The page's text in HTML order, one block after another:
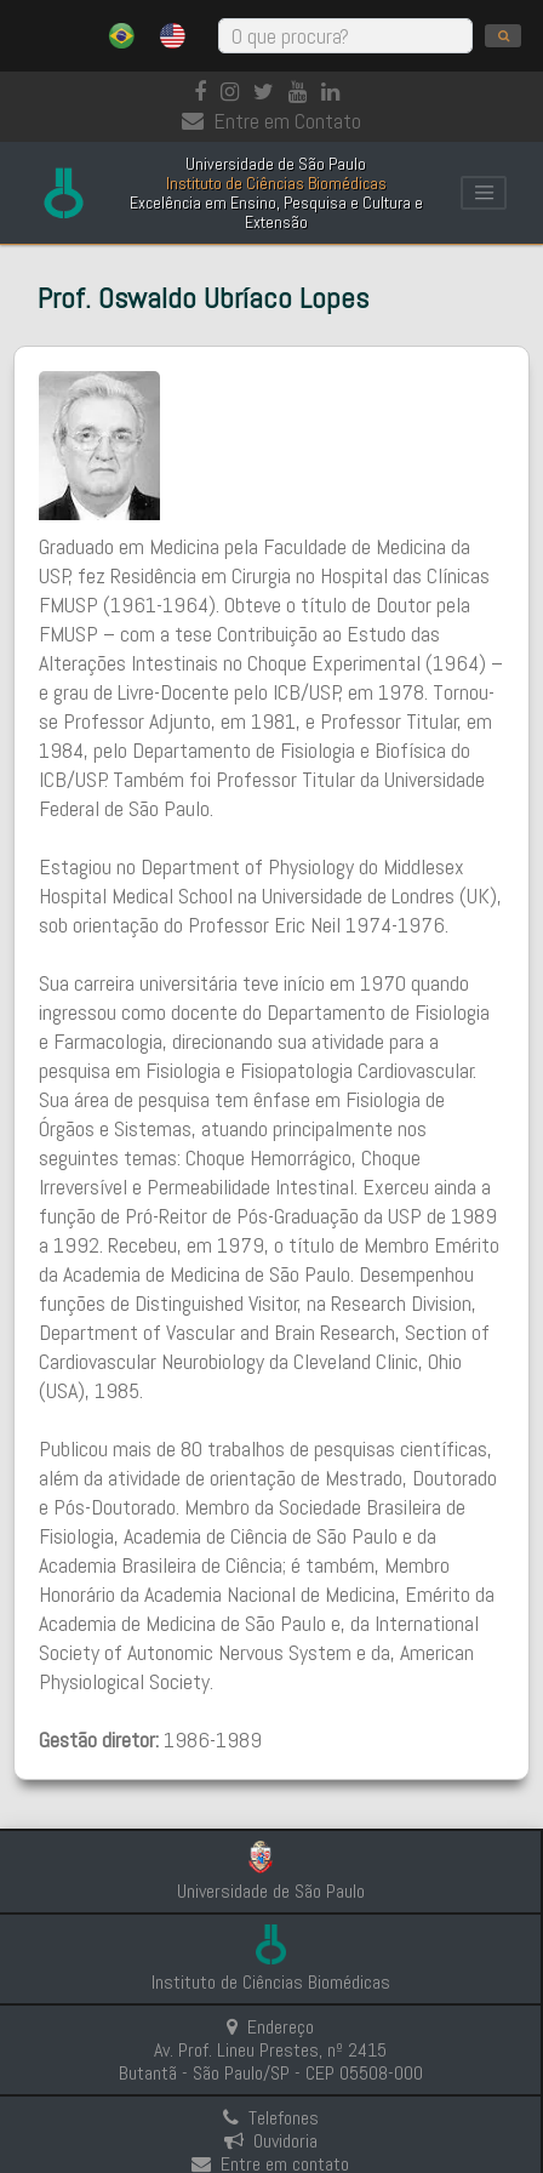
Entre em Contato
Universidade de São Paulo
Instituto de Ciências Biomédicas
Excelência em Ensino, Pesquisa e Cultura e
Extensão
Prof. Oswaldo Ubríaco Lopes
Graduado em Medicina pela Faculdade de Medicina da
USP, fez Residência em Cirurgia no Hospital das Clínicas
FMUSP (1961-1964). Obteve o título de Doutor pela
FMUSP – com a tese Contribuição ao Estudo das
Alterações Intestinais no Choque Experimental (1964) –
e grau de Livre-Docente pelo ICB/USP, em 1978. Tornou-
se Professor Adjunto, em 1981, e Professor Titular, em
1984, pelo Departamento de Fisiologia e Biofísica do
ICB/USP. Também foi Professor Titular da Universidade
Federal de São Paulo.
Estagiou no Department of Physiology do Middlesex
Hospital Medical School na Universidade de Londres (UK),
sob orientação do Professor Eric Neil 1974-1976.
Sua carreira universitária teve início em 1970 quando
ingressou como docente do Departamento de Fisiologia
e Farmacologia, direcionando sua atividade para a
pesquisa em Fisiologia e Fisiopatologia Cardiovascular.
Sua área de pesquisa tem ênfase em Fisiologia de
Órgãos e Sistemas, atuando principalmente nos
seguintes temas: Choque Hemorrágico, Choque
Irreversível e Permeabilidade Intestinal. Exerceu ainda a
função de Pró-Reitor de Pós-Graduação da USP de 1989
a 1992. Recebeu, em 1979, o título de Membro Emérito
da Academia de Medicina de São Paulo. Desempenhou
funções de Distinguished Visitor, na Research Division,
Department of Vascular and Brain Research, Section of
Cardiovascular Neurobiology da Cleveland Clinic, Ohio
(USA), 1985.
Publicou mais de 80 trabalhos de pesquisas científicas,
além da atividade de orientação de Mestrado, Doutorado
e Pós-Doutorado. Membro da Sociedade Brasileira de
Fisiologia, Academia de Ciência de São Paulo e da
Academia Brasileira de Ciência; é também, Membro
Honorário da Academia Nacional de Medicina, Emérito da
Academia de Medicina de São Paulo e, da International
Society of Autonomic Nervous System e da, American
Physiological Society.
Gestão diretor: 1986-1989
Universidade de São Paulo
Instituto de Ciências Biomédicas
Endereço
Av. Prof. Lineu Prestes, nº 2415
Butantã - São Paulo/SP - CEP 05508-000
Telefones
Ouvidoria
Entre em contato